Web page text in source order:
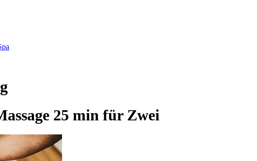
25 min für Zwei